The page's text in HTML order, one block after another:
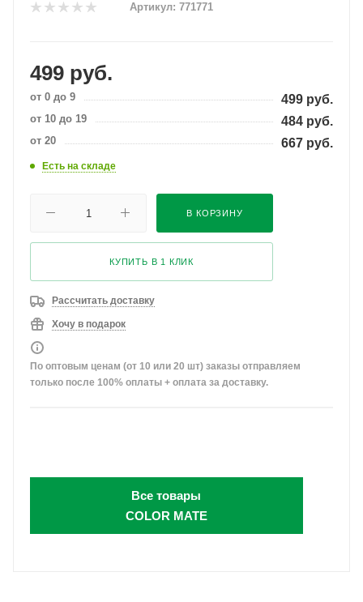
Артикул: 771771
499 руб.
от 0 до 9 499 руб.
от 10 до 19 484 руб.
от 20 667 руб.
Есть на складе
В КОРЗИНУ
КУПИТЬ В 1 КЛИК
Рассчитать доставку
Хочу в подарок
По оптовым ценам (от 10 или 20 шт) заказы отправляем
только после 100% оплаты + оплата за доставку.
Все товары
COLOR MATE